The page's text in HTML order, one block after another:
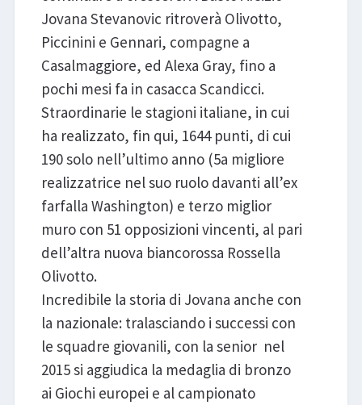
Jovana Stevanovic ritroverà Olivotto,
Piccinini e Gennari, compagne a
Casalmaggiore, ed Alexa Gray, fino a
pochi mesi fa in casacca Scandicci.
Straordinarie le stagioni italiane, in cui
ha realizzato, fin qui, 1644 punti, di cui
190 solo nell’ultimo anno (5a migliore
realizzatrice nel suo ruolo davanti all’ex
farfalla Washington) e terzo miglior
muro con 51 opposizioni vincenti, al pari
dell’altra nuova biancorossa Rossella
Olivotto.
Incredibile la storia di Jovana anche con
la nazionale: tralasciando i successi con
le squadre giovanili, con la senior nel
2015 si aggiudica la medaglia di bronzo
ai Giochi europei e al campionato